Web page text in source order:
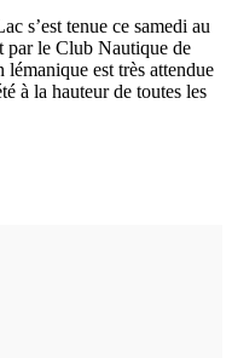
s’est tenue ce samedi au
par le Club Nautique de
lémanique est très attendue
à la hauteur de toutes les